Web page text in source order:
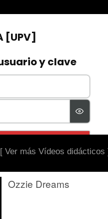
[ Ver más Vídeos didácticos
Ozzie Dreams